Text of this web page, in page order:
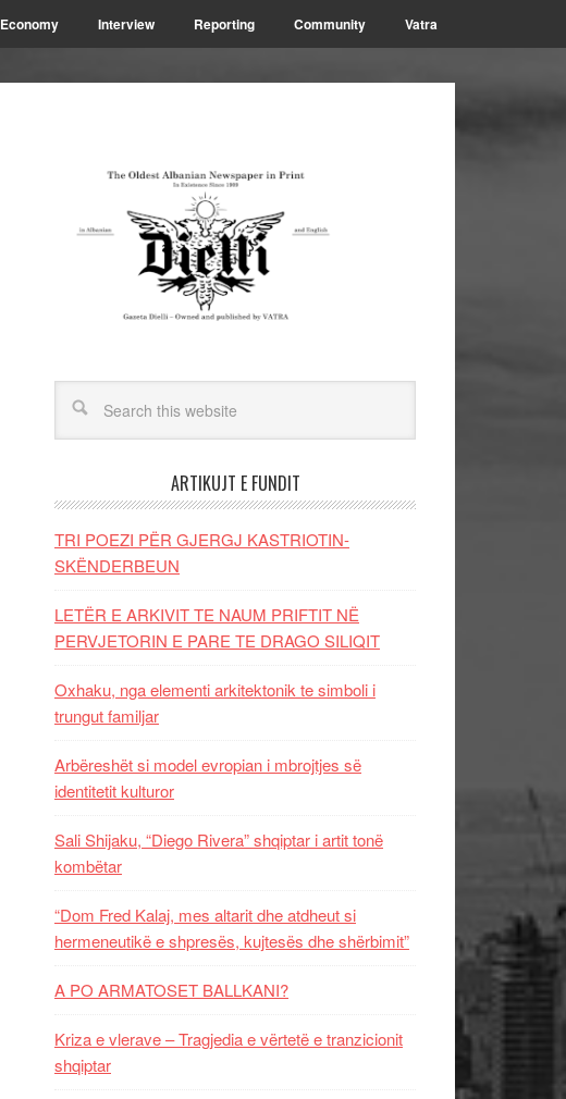
Economy Interview Reporting Community Vatra
ARTIKUJT E FUNDIT
TRI POEZI PËR GJERGJ KASTRIOTIN-
SKËNDERBEUN
LETËR E ARKIVIT TE NAUM PRIFTIT NË
PERVJETORIN E PARE TE DRAGO SILIQIT
Oxhaku, nga elementi arkitektonik te simboli i
trungut familjar
Arbëreshët si model evropian i mbrojtjes së
identitetit kulturor
Sali Shijaku, “Diego Rivera” shqiptar i artit tonë
kombëtar
“Dom Fred Kalaj, mes altarit dhe atdheut si
hermeneutikë e shpresës, kujtesës dhe shërbimit”
A PO ARMATOSET BALLKANI?
Kriza e vlerave – Tragjedia e vërtetë e tranzicionit
shqiptar